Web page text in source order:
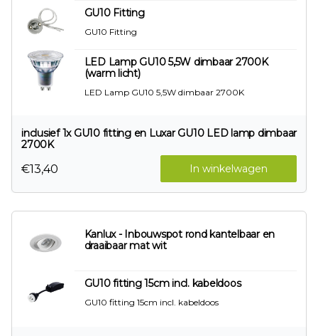
GU10 Fitting
GU10 Fitting
LED Lamp GU10 5,5W dimbaar 2700K
(warm licht)
LED Lamp GU10 5,5W dimbaar 2700K
inclusief 1x GU10 fitting en Luxar GU10 LED lamp dimbaar
2700K
In winkelwagen
€13,40
Kanlux - Inbouwspot rond kantelbaar en
draaibaar mat wit
GU10 fitting 15cm incl. kabeldoos
GU10 fitting 15cm incl. kabeldoos